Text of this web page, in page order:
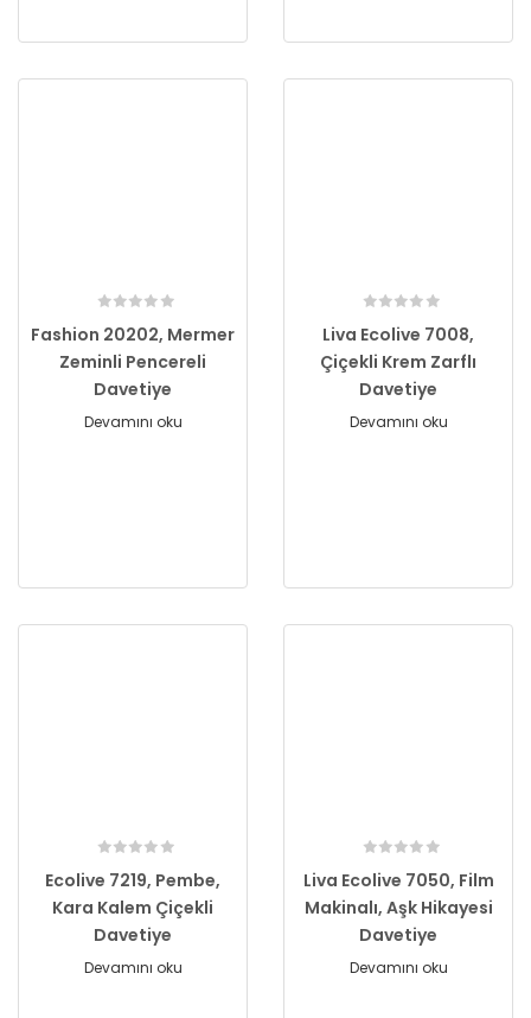
Fashion 20202, Mermer
Zeminli Pencereli
Davetiye
Devamını oku
Liva Ecolive 7008,
Çiçekli Krem Zarflı
Davetiye
Devamını oku
Ecolive 7219, Pembe,
Kara Kalem Çiçekli
Davetiye
Devamını oku
Liva Ecolive 7050, Film
Makinalı, Aşk Hikayesi
Davetiye
Devamını oku